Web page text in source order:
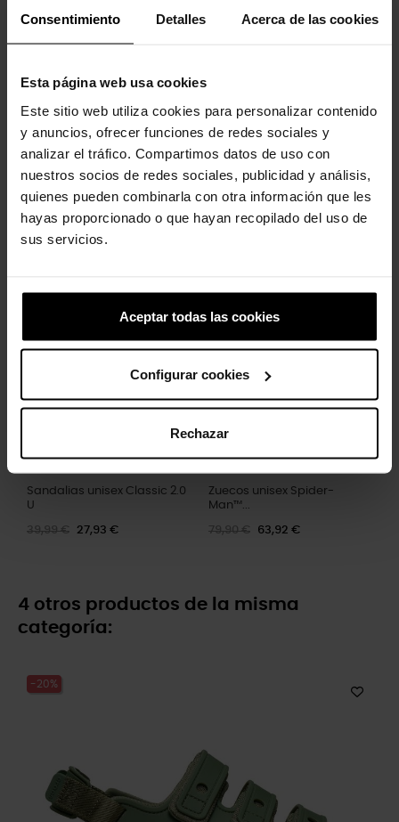
Consentimiento Detalles Acerca de las cookies
Esta página web usa cookies
Este sitio web utiliza cookies para personalizar contenido
y anuncios, ofrecer funciones de redes sociales y
analizar el tráfico. Compartimos datos de uso con
nuestros socios de redes sociales, publicidad y análisis,
quienes pueden combinarla con otra información que les
hayas proporcionado o que hayan recopilado del uso de
sus servicios.
Aceptar todas las cookies
Configurar cookies
Rechazar
producto también han comprado:
Caca
4,99 € 3,99 €
Sandalias de mujer
Sandalias unisex Classic 2.0
U
39,99 € 27,93 €
-20%
Zuecos unisex Spider-
Man™...
79,90 € 63,92 €
4 otros productos de la misma
categoría:
-20%